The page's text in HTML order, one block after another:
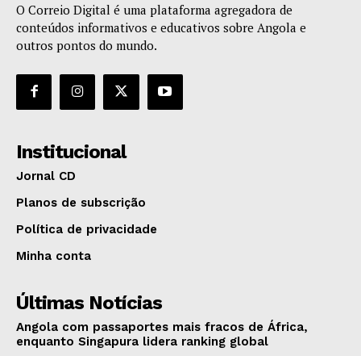
O Correio Digital é uma plataforma agregadora de
conteúdos informativos e educativos sobre Angola e
outros pontos do mundo.
Institucional
Jornal CD
Planos de subscrição
Política de privacidade
Minha conta
Últimas Notícias
Angola com passaportes mais fracos de África,
enquanto Singapura lidera ranking global